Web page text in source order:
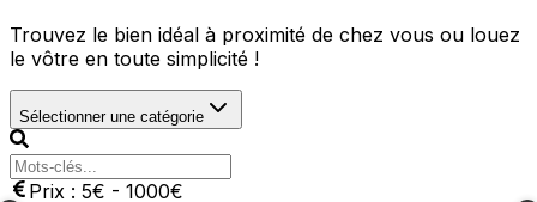
Trouvez le bien idéal à proximité de chez vous ou louez
le vôtre en toute simplicité !
Sélectionner une catégorie
Prix : 5€ - 1000€